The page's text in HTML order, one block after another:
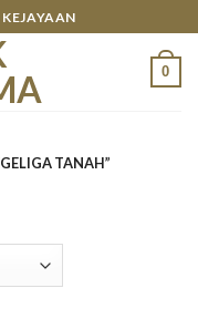
0
TANAH”